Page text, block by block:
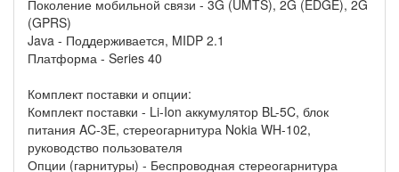
Поколение мобильной связи - 3G (UMTS), 2G (EDGE), 2G
(GPRS)
Java - Поддерживается, MIDP 2.1
Платформа - Series 40
Комплект поставки и опции:
Комплект поставки - Li-Ion аккумулятор BL-5C, блок
питания AC-3E, стереогарнитура Nokia WH-102,
руководство пользователя
Опции (гарнитуры) - Беспроводная стереогарнитура